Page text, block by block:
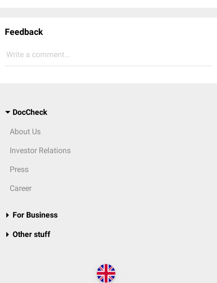
Feedback
Write a comment...
DocCheck
About Us
Investor Relations
Press
Career
For Business
Other stuff